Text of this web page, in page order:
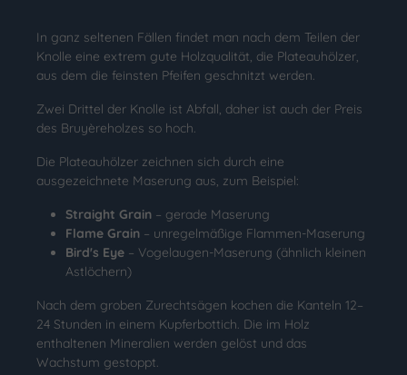
In ganz seltenen Fällen findet man nach dem Teilen der
Knolle eine extrem gute Holzqualität, die Plateauhölzer,
aus dem die feinsten Pfeifen geschnitzt werden.
Zwei Drittel der Knolle ist Abfall, daher ist auch der Preis
des Bruyèreholzes so hoch.
Die Plateauhölzer zeichnen sich durch eine
ausgezeichnete Maserung aus, zum Beispiel:
Straight Grain – gerade Maserung
Flame Grain – unregelmäßige Flammen-Maserung
Bird's Eye – Vogelaugen-Maserung (ähnlich kleinen
Astlöchern)
Nach dem groben Zurechtsägen kochen die Kanteln 12–
24 Stunden in einem Kupferbottich. Die im Holz
enthaltenen Mineralien werden gelöst und das
Wachstum gestoppt.